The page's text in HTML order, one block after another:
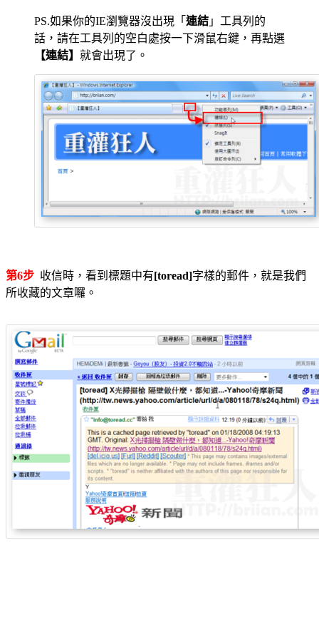
PS.如果你的IE瀏覽器沒出現「 連結 」工具列的
話，請在工具列的空白處按一下滑鼠右鍵，再點選
【連結】 就會出現了。
第6步 收信時，看到標題中有[toread]字樣的郵件，就是我們
所收藏的文章囉。